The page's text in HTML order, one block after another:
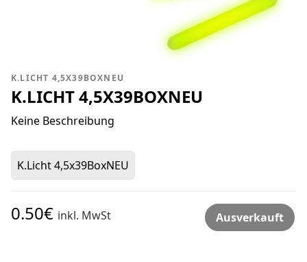
K.LICHT 4,5X39BOXNEU
K.LICHT 4,5X39BOXNEU
Keine Beschreibung
K.Licht 4,5x39BoxNEU
0.50€ inkl. MwSt Ausverkauft